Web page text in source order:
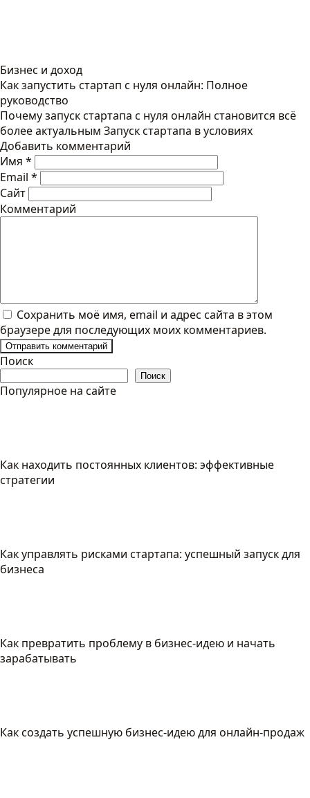
Бизнес и доход
Как запустить стартап с нуля онлайн: Полное
руководство
Почему запуск стартапа с нуля онлайн становится всё
более актуальным Запуск стартапа в условиях
Добавить комментарий
Имя *
Email *
Сайт
Комментарий
Сохранить моё имя, email и адрес сайта в этом
браузере для последующих моих комментариев.
Поиск
Поиск
Популярное на сайте
Как находить постоянных клиентов: эффективные
стратегии
Как управлять рисками стартапа: успешный запуск для
бизнеса
Как превратить проблему в бизнес-идею и начать
зарабатывать
Как создать успешную бизнес-идею для онлайн-продаж